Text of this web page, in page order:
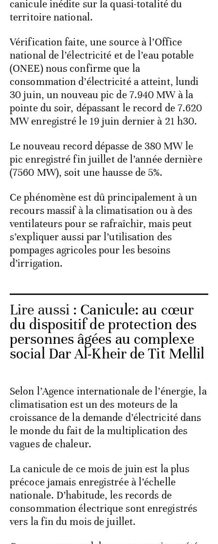
canicule inédite sur la quasi-totalité du
territoire national.
Vérification faite, une source à l’Office
national de l’électricité et de l’eau potable
(ONEE) nous confirme que la
consommation d’électricité a atteint, lundi
30 juin, un nouveau pic de 7.940 MW à la
pointe du soir, dépassant le record de 7.620
MW enregistré le 19 juin dernier à 21 h30.
Le nouveau record dépasse de 380 MW le
pic enregistré fin juillet de l’année dernière
(7560 MW), soit une hausse de 5%.
Ce phénomène est dû principalement à un
recours massif à la climatisation ou à des
ventilateurs pour se rafraîchir, mais peut
s’expliquer aussi par l’utilisation des
pompages agricoles pour les besoins
d’irrigation.
Lire aussi : Canicule: au cœur
du dispositif de protection des
personnes âgées au complexe
social Dar Al-Kheir de Tit Mellil
Selon l’Agence internationale de l’énergie, la
climatisation est un des moteurs de la
croissance de la demande d’électricité dans
le monde du fait de la multiplication des
vagues de chaleur.
La canicule de ce mois de juin est la plus
précoce jamais enregistrée à l’échelle
nationale. D’habitude, les records de
consommation électrique sont enregistrés
vers la fin du mois de juillet.